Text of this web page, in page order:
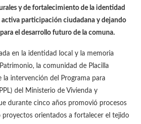
y de fortalecimiento de la identidad
activa participación ciudadana y dejando
el desarrollo futuro de la comuna.
en la identidad local y la memoria
la comunidad de Placilla
intervención del Programa para
del Ministerio de Vivienda y
durante cinco años promovió procesos
orientados a fortalecer el tejido